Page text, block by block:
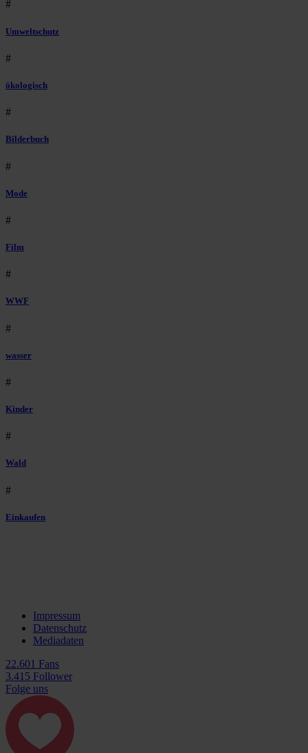
#
Umweltschutz
#
ökologisch
#
Bilderbuch
#
Mode
#
Film
#
WWF
#
wasser
#
Kinder
#
Wald
#
Einkaufen
Impressum
Datenschutz
Mediadaten
22.601 Fans
3.415 Follower
Folge uns